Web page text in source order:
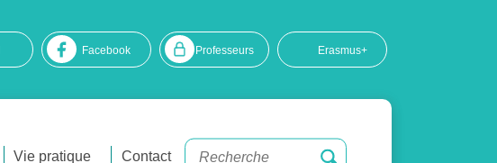
Facebook Professeurs Erasmus+
Vie pratique Contact